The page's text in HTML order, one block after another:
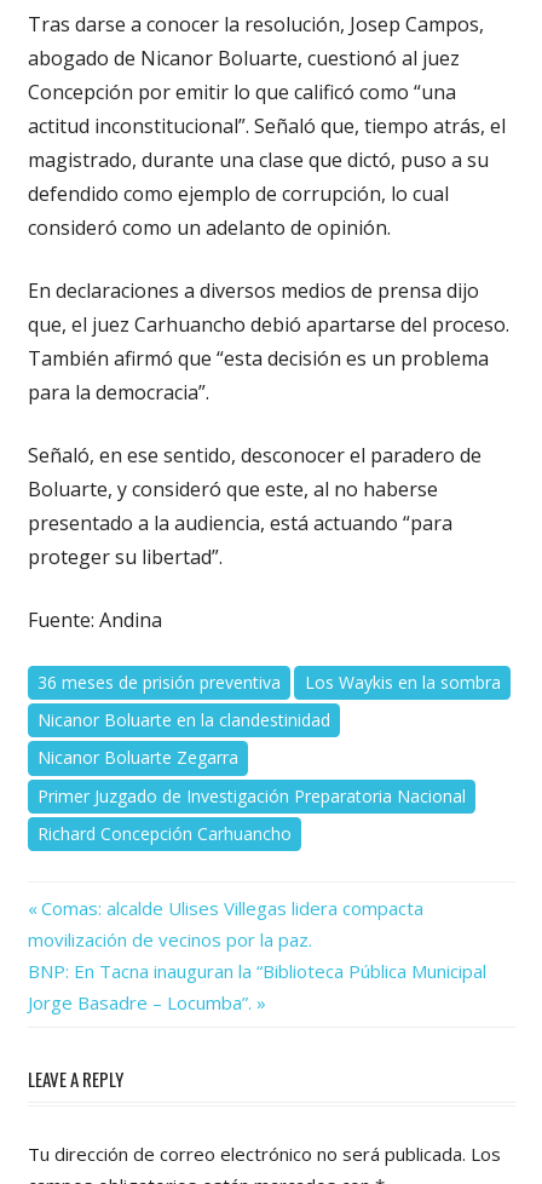
Tras darse a conocer la resolución, Josep Campos,
abogado de Nicanor Boluarte, cuestionó al juez
Concepción por emitir lo que calificó como “una
actitud inconstitucional”. Señaló que, tiempo atrás, el
magistrado, durante una clase que dictó, puso a su
defendido como ejemplo de corrupción, lo cual
consideró como un adelanto de opinión.
En declaraciones a diversos medios de prensa dijo
que, el juez Carhuancho debió apartarse del proceso.
También afirmó que “esta decisión es un problema
para la democracia”.
Señaló, en ese sentido, desconocer el paradero de
Boluarte, y consideró que este, al no haberse
presentado a la audiencia, está actuando “para
proteger su libertad”.
Fuente: Andina
36 meses de prisión preventiva
Los Waykis en la sombra
Nicanor Boluarte en la clandestinidad
Nicanor Boluarte Zegarra
Primer Juzgado de Investigación Preparatoria Nacional
Richard Concepción Carhuancho
Navegación
de
entradas
Previous
Post:
Comas: alcalde Ulises Villegas lidera compacta
movilización de vecinos por la paz.
Next
Post:
BNP: En Tacna inauguran la “Biblioteca Pública Municipal
Jorge Basadre – Locumba”.
LEAVE A REPLY
Tu dirección de correo electrónico no será publicada. Los